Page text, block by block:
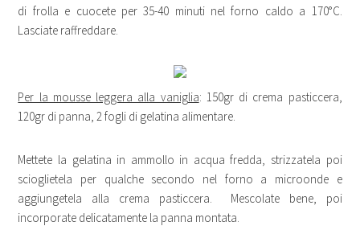
di frolla e cuocete per 35-40 minuti nel forno caldo a 170°C.
Lasciate raffreddare.
Per la mousse leggera alla vaniglia: 150gr di crema pasticcera,
120gr di panna, 2 fogli di gelatina alimentare.
Mettete la gelatina in ammollo in acqua fredda, strizzatela poi
scioglietela per qualche secondo nel forno a microonde e
aggiungetela alla crema pasticcera. Mescolate bene, poi
incorporate delicatamente la panna montata.